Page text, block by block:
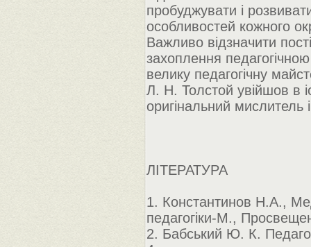
пробуджувати і
особливостей кожного
Важливо відзначити
захоплення
велику педагогічну
Л. Н. Толстой увійшов в
оригінальний мислитель
ЛІТЕРАТУРА
1. Константинов Н.А.,
педагогіки-М.,
2. Бабський Ю. К.